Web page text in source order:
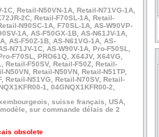
1C, Retail-N50VN-1A, Retail-N71VG-1A,
2C, Retail-F70SL-1A, Retail-
N90SC-1A, F70SL-1A, AS-W90VP-
1A, AS-F50GX-1B, AS-N61JV-1A,
AS-F50Z-1B, AS-N61VG-1A, AS-
N71JV-1C, AS-W90V-1A, Pro-F50SL,
F70SL, PRO61Q, X64JV, X64VG,
Retail-F50SV, Retail-F50Z, Retail-
N50VN, Retail-N50VN, Retail-N51TP,
Retail-N51VG, Retail-N70SV, Retail-
1, 04GNQX1KFR00-2,
suisse français, USA,
sur commande délais de 2
obsolete